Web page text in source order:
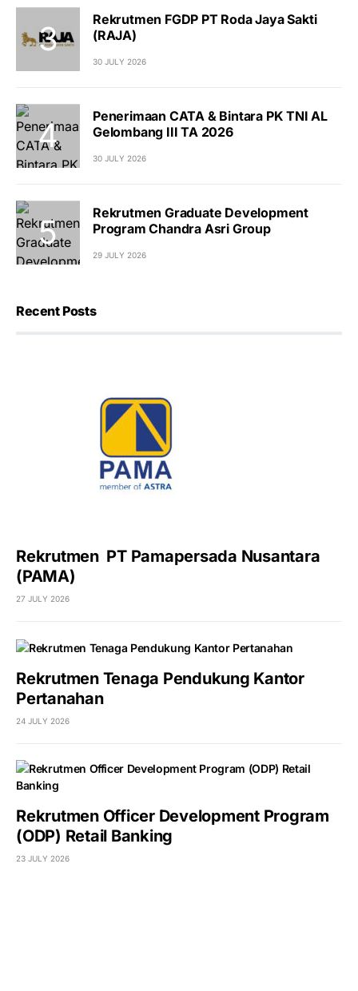
Rekrutmen FGDP PT Roda Jaya Sakti
(RAJA)
30 JULY 2026
Penerimaan CATA & Bintara PK TNI AL
Gelombang III TA 2026
30 JULY 2026
Rekrutmen Graduate Development
Program Chandra Asri Group
29 JULY 2026
Recent Posts
Rekrutmen PT Pamapersada Nusantara
(PAMA)
27 JULY 2026
Rekrutmen Tenaga Pendukung Kantor
Pertanahan
24 JULY 2026
Rekrutmen Officer Development Program
(ODP) Retail Banking
23 JULY 2026